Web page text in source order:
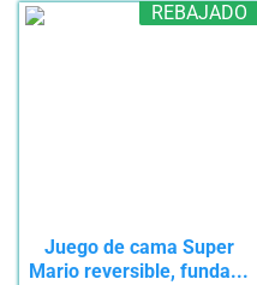
REBAJADO
Juego de cama Super
Mario reversible, funda...